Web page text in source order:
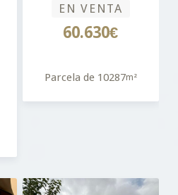
EN VENTA
60.630€
Parcela de 10287m²